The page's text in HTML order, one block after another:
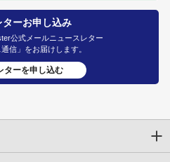
ターお申し込み
公式メールニュースレター
信」をお届けします。
ターを申し込む